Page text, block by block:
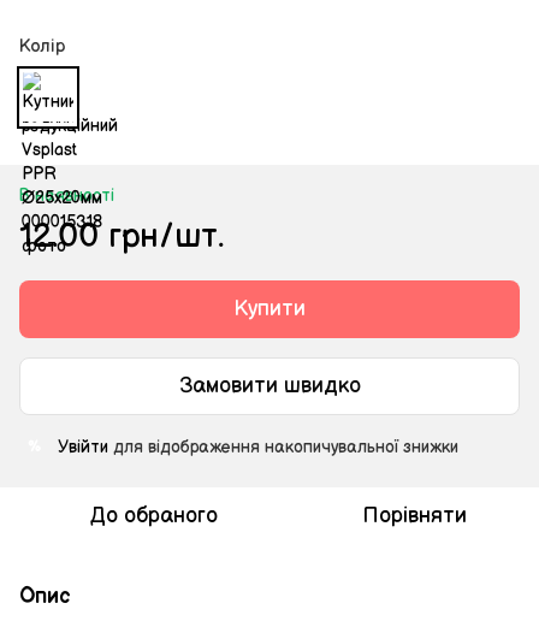
Колір
В наявності
12.00 грн/шт.
Купити
Замовити швидко
Увійти для відображення накопичувальної знижки
До обраного Порівняти
Опис